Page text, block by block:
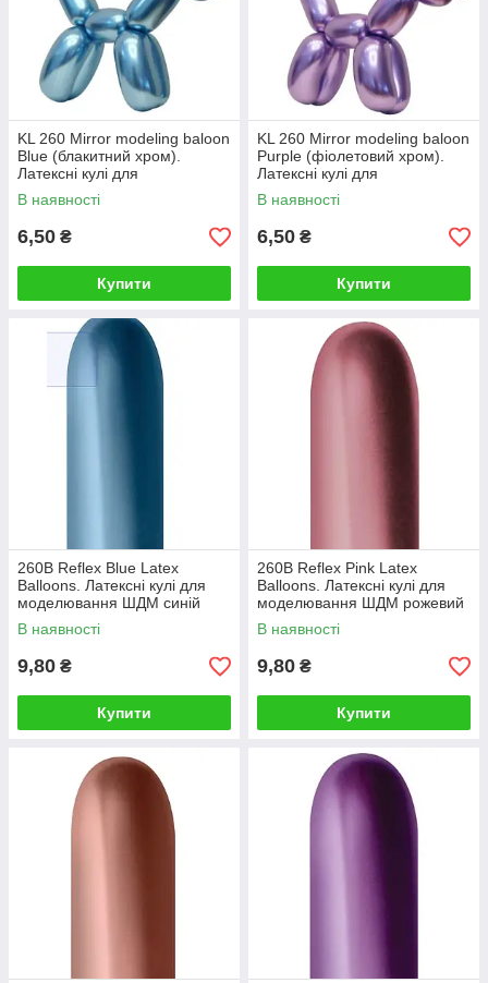
KL 260 Mirror modeling baloon
Blue (блакитний хром).
Латексні кулі для
моделювання ШДМ
В наявності
6,50 ₴
Купити
KL 260 Mirror modeling baloon
Purple (фіолетовий хром).
Латексні кулі для
моделювання ШДМ
В наявності
6,50 ₴
Купити
260B Reflex Blue Latex
Balloons. Латексні кулі для
моделювання ШДМ синій
хром
В наявності
9,80 ₴
Купити
260B Reflex Pink Latex
Balloons. Латексні кулі для
моделювання ШДМ рожевий
хром
В наявності
9,80 ₴
Купити